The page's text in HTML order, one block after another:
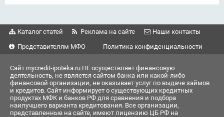
Каталог статей Реклама на сайте
Наши контакты
Представителям МФО
Политика конфиденциальности
Сайт mycredit-ipoteka.ru НЕ осуществляет финансовую
деятельность, не является сайтом банка или какой-либо
финансовой организации, не оказывает услуг по выдаче займов
и кредитов. Сайт информирует о существующих кредитных
продуктах МФК и банков РФ для сравнения и подбора
наилучшего варианта кредитования. Все организации,
представленные на сайте, имеют лицензию ЦБ РФ на